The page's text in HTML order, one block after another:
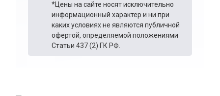
*Цены на сайте носят исключительно
информационный характер и ни при
каких условиях не являются публичной
офертой, определяемой положениями
Статьи 437 (2) ГК РФ.